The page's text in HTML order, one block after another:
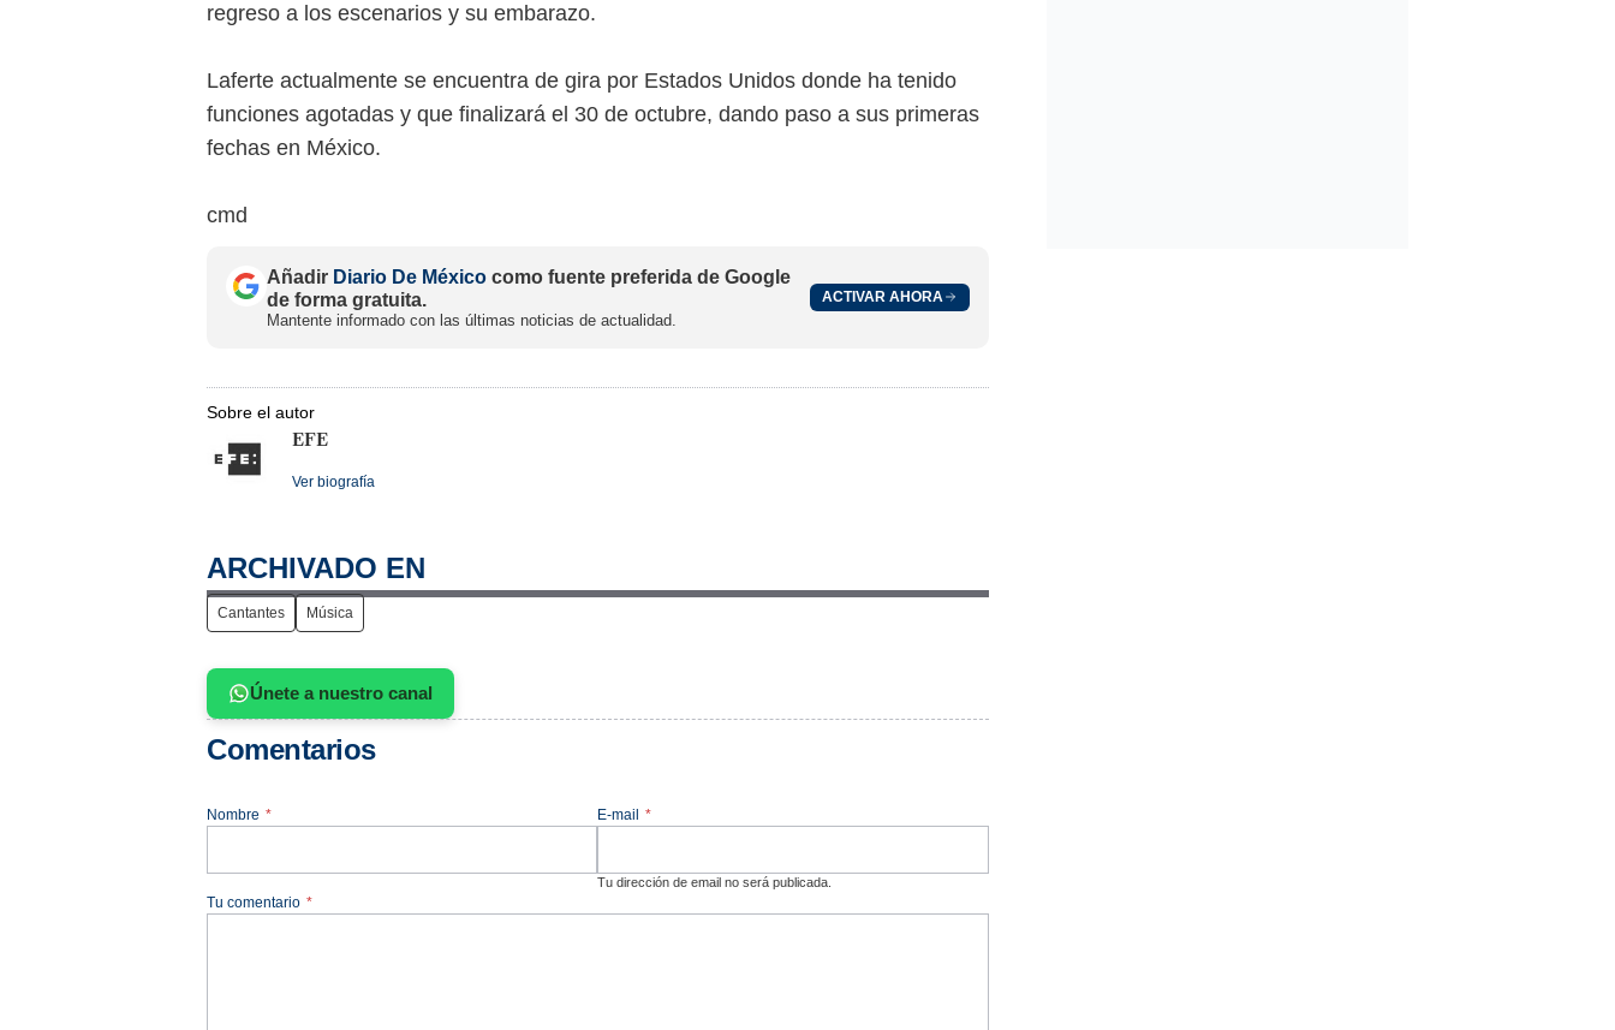
regreso a los escenarios y su embarazo.
Laferte actualmente se encuentra de gira por Estados Unidos donde ha tenido
funciones agotadas y que finalizará el 30 de octubre, dando paso a sus primeras
fechas en México.
cmd
Añadir Diario De México como fuente preferida de Google
de forma gratuita.
Mantente informado con las últimas noticias de actualidad.
ACTIVAR AHORA
Sobre el autor
EFE
Ver biografía
ARCHIVADO EN
Cantantes Música
Únete a nuestro canal
Comentarios
Nombre * E-mail *
Tu dirección de email no será publicada.
Tu comentario *